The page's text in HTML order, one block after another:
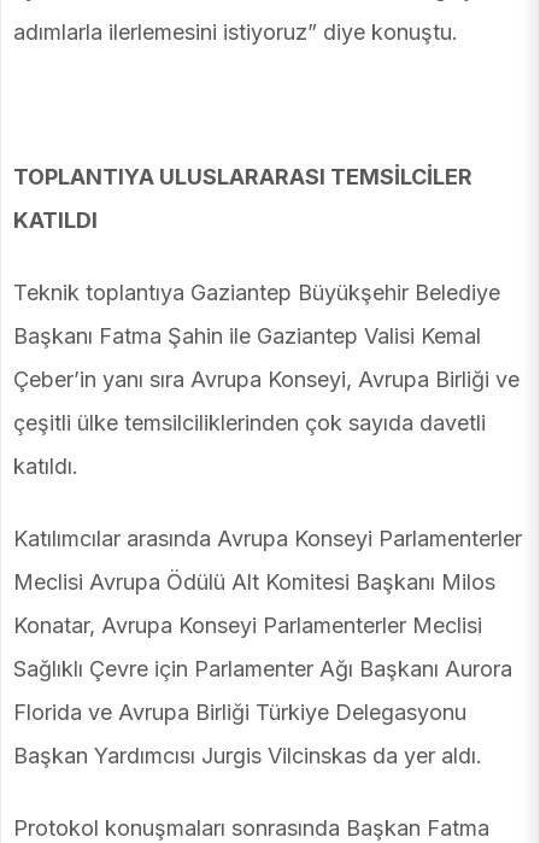
adımlarla ilerlemesini istiyoruz” diye konuştu.
TOPLANTIYA ULUSLARARASI TEMSİLCİLER
KATILDI
Teknik toplantıya Gaziantep Büyükşehir Belediye
Başkanı Fatma Şahin ile Gaziantep Valisi Kemal
Çeber’in yanı sıra Avrupa Konseyi, Avrupa Birliği ve
çeşitli ülke temsilciliklerinden çok sayıda davetli
katıldı.
Katılımcılar arasında Avrupa Konseyi Parlamenterler
Meclisi Avrupa Ödülü Alt Komitesi Başkanı Milos
Konatar, Avrupa Konseyi Parlamenterler Meclisi
Sağlıklı Çevre için Parlamenter Ağı Başkanı Aurora
Florida ve Avrupa Birliği Türkiye Delegasyonu
Başkan Yardımcısı Jurgis Vilcinskas da yer aldı.
Protokol konuşmaları sonrasında Başkan Fatma